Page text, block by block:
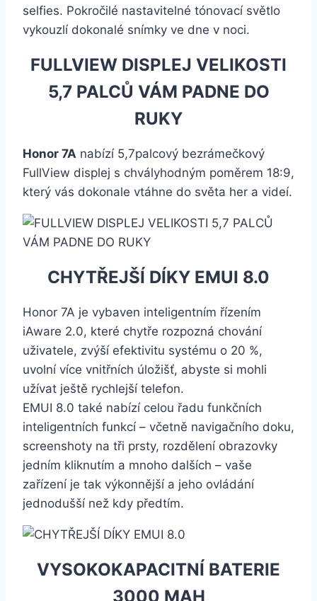
selfies. Pokročilé nastavitelné tónovací světlo
vykouzlí dokonalé snímky ve dne v noci.
FULLVIEW DISPLEJ VELIKOSTI
5,7 PALCŮ VÁM PADNE DO
RUKY
Honor 7A nabízí 5,7palcový bezrámečkový
FullView displej s chvályhodným poměrem 18:9,
který vás dokonale vtáhne do světa her a videí.
CHYTŘEJŠÍ DÍKY EMUI 8.0
Honor 7A je vybaven inteligentním řízením
iAware 2.0, které chytře rozpozná chování
uživatele, zvýší efektivitu systému o 20 %,
uvolní více vnitřních úložišť, abyste si mohli
užívat ještě rychlejší telefon.
EMUI 8.0 také nabízí celou řadu funkčních
inteligentních funkcí – včetně navigačního doku,
screenshoty na tři prsty, rozdělení obrazovky
jedním kliknutím a mnoho dalších – vaše
zařízení je tak výkonnější a jeho ovládání
jednodušší než kdy předtím.
VYSOKOKAPACITNÍ BATERIE
3000 MAH